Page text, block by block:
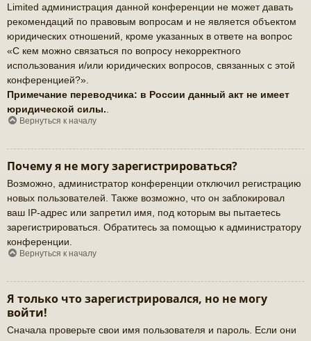
Limited администрация данной конференции не может давать
рекомендаций по правовым вопросам и не является объектом
юридических отношений, кроме указанных в ответе на вопрос
«С кем можно связаться по вопросу некорректного
использования и/или юридических вопросов, связанных с этой
конференцией?».
Примечание переводчика: в России данный акт не имеет
юридической силы.
Вернуться к началу
Почему я не могу зарегистрироваться?
Возможно, администратор конференции отключил регистрацию
новых пользователей. Также возможно, что он заблокировал
ваш IP-адрес или запретил имя, под которым вы пытаетесь
зарегистрироваться. Обратитесь за помощью к администратору
конференции.
Вернуться к началу
Я только что зарегистрировался, но не могу
войти!
Сначала проверьте свои имя пользователя и пароль. Если они